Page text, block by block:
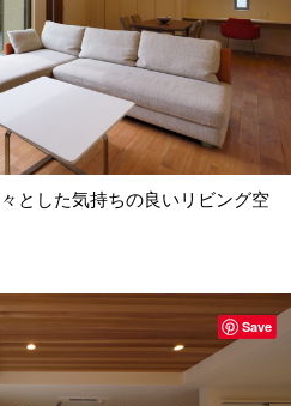
とした気持ちの良いリビング空
Save